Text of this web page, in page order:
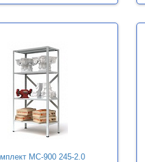
МС-900 245-2.0